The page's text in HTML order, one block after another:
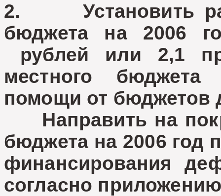
2. Установить
бюджета на 2006
рублей или 2,1
местного
помощи от бюджетов
Направить на
бюджета на 2006 год
финансирования
согласно